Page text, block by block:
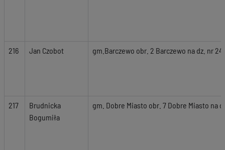
216 Jan Czobot gm.Barczewo obr. 2 Barczewo na dz. nr
217
Brudnicka
Bogumiła
gm. Dobre Miasto obr. 7 Dobre Miasto na